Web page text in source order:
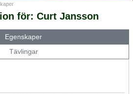
för: Curt Jansson
Egenskaper
Tävlingar